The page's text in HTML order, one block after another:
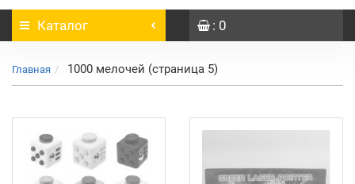
Каталог : 0
Главная 1000 мелочей (страница 5)